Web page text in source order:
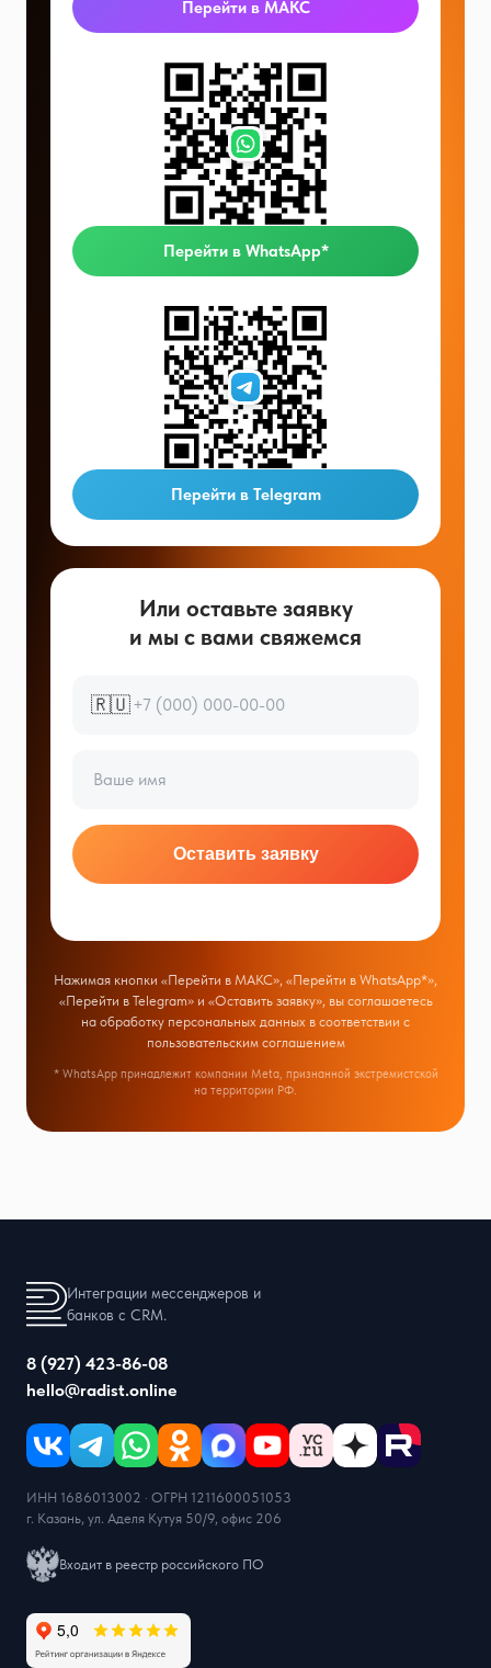
Перейти в МАКС
Перейти в WhatsApp*
Перейти в Telegram
Или оставьте заявку
и мы с вами свяжемся
🇷🇺
Оставить заявку
Нажимая кнопки «Перейти в МАКС», «Перейти в WhatsApp*»,
«Перейти в Telegram» и «Оставить заявку», вы соглашаетесь
на обработку персональных данных в соответствии с
пользовательским соглашением
* WhatsApp принадлежит компании Meta, признанной экстремистской
на территории РФ.
Интеграции мессенджеров и
банков с CRM.
8 (927) 423-86-08
hello@radist.online
ИНН 1686013002 · ОГРН 1211600051053
г. Казань, ул. Аделя Кутуя 50/9, офис 206
Входит в реестр российского ПО